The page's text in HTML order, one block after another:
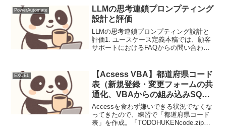
したアドレスの位置を選択させる。この
ソースには表...
PowerAutomate
LLMの思考連鎖プロンプティング
設計と評価
LLMの思考連鎖プロンプティング設計と
評価1. ユースケース定義本稿では、顧客
サポートにおけるFAQからの問い合わせ
答を提示するだけでなく、なぜその回答
に至ったのかの...
EXCEL
【Acsess VBA】都道府県コード
表（新規登録・変更フォームの共
通化、VBAからの組み込みSQL
実行、Recordsetの選択etc…)
Accessを食わず嫌いできる状況でなくな
ってきたので、練習で「都道府県コード
表」を作成。「TODOHUKENcode.zip」